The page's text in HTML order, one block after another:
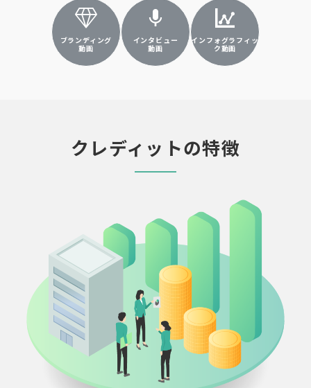
ブランディング
動画
インタビュー
動画
インフォグラフィッ
ク動画
クレディットの特徴